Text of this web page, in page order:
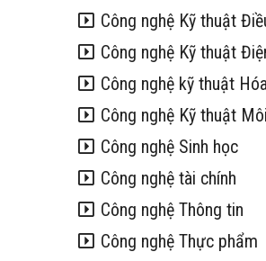
Công nghệ Kỹ thuật
Công nghệ Kỹ thuật
Công nghệ kỹ thuật
Công nghệ Kỹ thuật
Công nghệ Sinh học
Công nghệ tài chính
Công nghệ Thông tin
Công nghệ Thực phẩm